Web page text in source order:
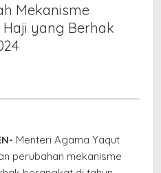
Mekanisme
yang Berhak
Menteri Agama Yaqut
perubahan mekanisme